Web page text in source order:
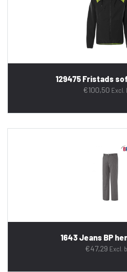
129475 Fristads
€100,50 Excl.
1643 Jeans BP
€47,29 Excl.